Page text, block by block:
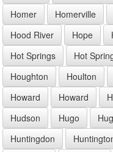
Homer
Homerville
Hood River
Hope
Hot Springs
Hot
Houghton
Houlton
Howard
Howard
Hudson
Hugo
Huntingdon